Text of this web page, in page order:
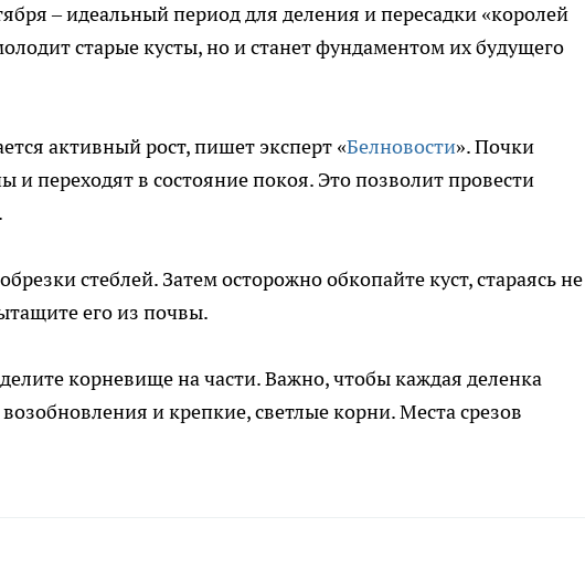
– идеальный период для деления и пересадки «королей
старые кусты, но и станет фундаментом их будущего
активный рост, пишет эксперт «Белновости». Почки
переходят в состояние покоя. Это позволит провести
стеблей. Затем осторожно обкопайте куст, стараясь не
его из почвы.
корневище на части. Важно, чтобы каждая деленка
и крепкие, светлые корни. Места срезов